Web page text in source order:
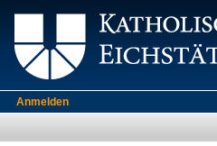
Anmelden